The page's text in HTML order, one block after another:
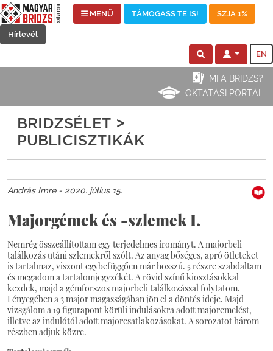
MENÜ TÁMOGASS TE IS! SZJA 1%
Hírlevél
EN
MI A BRIDZS?
OKTATÁSI PORTÁL
BRIDZSÉLET >
PUBLICISZTIKÁK
András Imre - 2020. július 15.
Majorgémek és -szlemek I.
Nemrég összeállítottam egy terjedelmes irományt. A majorbeli
találkozás utáni szlemekről szólt. Az anyag bőséges, apró ötleteket
is tartalmaz, viszont egybefüggően már hosszú. 5 részre szabdaltam
és megadom a tartalomjegyzékét. A rövid színű kiosztásokkal
kezdek, majd a gémforszos majorbeli találkozással folytatom.
Lényegében a 3 major magasságában jön el a döntés ideje. Majd
vizsgálom a 19 figurapont körüli indulásokra adott majoremelést,
illetve az indulótól adott majorcsatlakozásokat. A sorozatot három
részben adjuk közre.